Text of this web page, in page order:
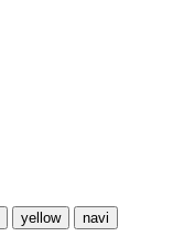
yellow
navi